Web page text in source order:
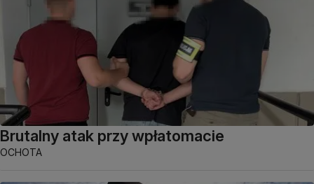
Brutalny atak przy wpłatomacie
OCHOTA